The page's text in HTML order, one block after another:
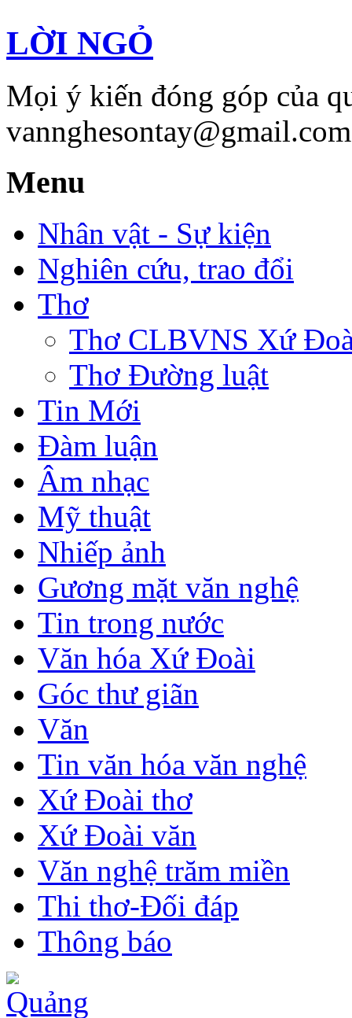
LỜI NGỎ
Mọi ý kiến đóng góp của
Menu
Nhân vật - Sự kiện
Nghiên cứu, trao đổi
Thơ
Thơ CLBVNS Xứ
Thơ Đường luật
Tin Mới
Đàm luận
Âm nhạc
Mỹ thuật
Nhiếp ảnh
Gương mặt văn nghệ
Tin trong nước
Văn hóa Xứ Đoài
Góc thư giãn
Văn
Tin văn hóa văn nghệ
Xứ Đoài thơ
Xứ Đoài văn
Văn nghệ trăm miền
Thi thơ-Đối đáp
Thông báo